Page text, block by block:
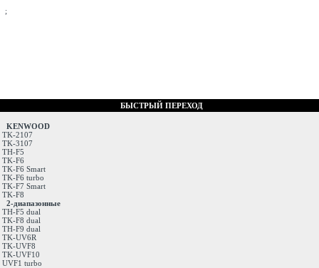
;
БЫСТРЫЙ ПЕРЕХОД
KENWOOD
TK-2107
TK-3107
TH-F5
TK-F6
TK-F6 Smart
TK-F6 turbo
TK-F7 Smart
TK-F8
2-диапазонные
TH-F5 dual
TK-F8 dual
TH-F9 dual
TK-UV6R
TK-UVF8
TK-UVF10
UVF1 turbo